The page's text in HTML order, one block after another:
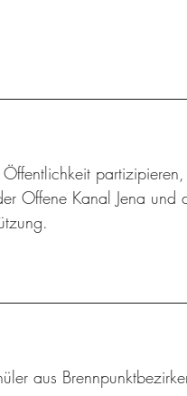
Offene Kanal Jena und
aus